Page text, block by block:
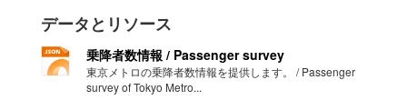
データとリソース
乗降者数情報 / Passenger survey
東京メトロの乗降者数情報を提供します。 / Passenger
survey of Tokyo Metro...